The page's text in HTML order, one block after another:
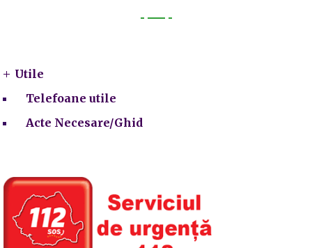
Utile
Telefoane utile
Acte Necesare/Ghid